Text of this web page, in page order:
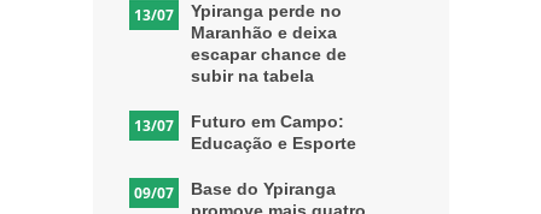
13/07
Ypiranga perde no
Maranhão e deixa
escapar chance de
subir na tabela
13/07
Futuro em Campo:
Educação e Esporte
09/07
Base do Ypiranga